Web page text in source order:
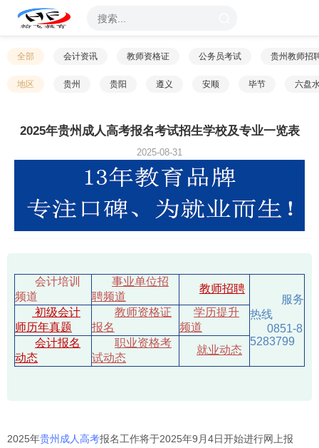
全部 会计资讯 教师资格证 公务员考试 贵州教师招
地区 贵州 贵阳 遵义 安顺 毕节 六盘
2025年贵州成人高考报名考试招生学校及专业一览表
2025-08-31
会计培训
频道
事业单位招
聘频道
教师招聘
服务
热线
0851-8
5283799
初级会计
师历年真题
教师资格证
报名
学历提升
频道
会计报名
动态
职业资格考
试动态
就业动态
2025年贵州成人高考报名工作将于2025年9月4日开始进行网上报